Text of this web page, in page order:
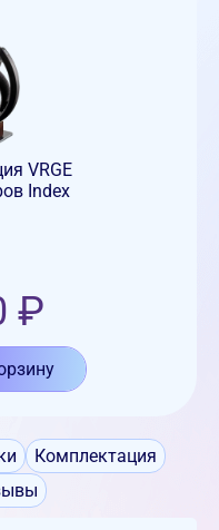
VRGE
Index
₽
Комплектация